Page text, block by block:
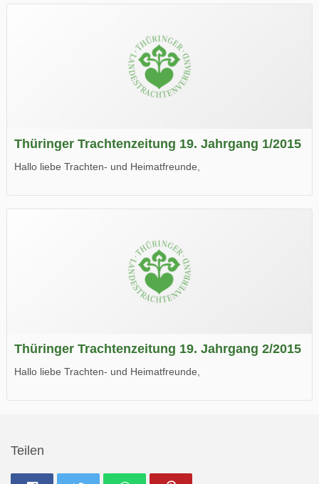
Wir wünschen Euch viel Spaß beim Lesen.
Thüringer Trachtenzeitung 19. Jahrgang 1/2015
Hallo liebe Trachten- und Heimatfreunde,
Wir wünschen Euch viel Spaß beim Lesen.
Thüringer Trachtenzeitung 19. Jahrgang 2/2015
Hallo liebe Trachten- und Heimatfreunde,
Teilen